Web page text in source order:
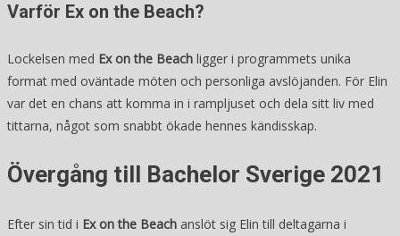
Varför Ex on the Beach?
Lockelsen med Ex on the Beach ligger i programmets unika
format med oväntade möten och personliga avslöjanden. För Elin
var det en chans att komma in i rampljuset och dela sitt liv med
tittarna, något som snabbt ökade hennes kändisskap.
Övergång till Bachelor Sverige 2021
Efter sin tid i Ex on the Beach anslöt sig Elin till deltagarna i